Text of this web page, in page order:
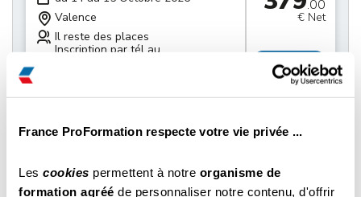
France ProFormation respecte votre vie privée ...
Les cookies permettent à notre organisme de
formation agréé de personnaliser notre contenu, d'offrir
Valence
Il reste des places
Inscription par tél au
.00
€ Net
Choisir
Valence
04 22 59 60 70
Choisir